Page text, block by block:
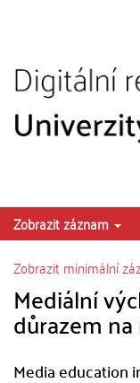
Zobrazit záznam
Zobrazit minimální
Mediální
důrazem
Media education